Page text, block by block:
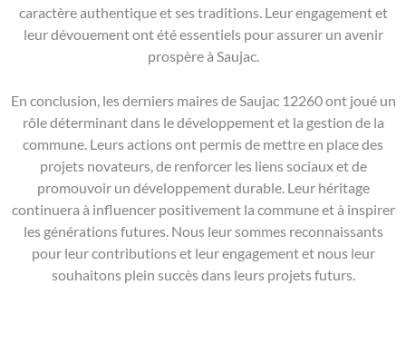
caractère authentique et ses traditions. Leur engagement et
leur dévouement ont été essentiels pour assurer un avenir
prospère à Saujac.
En conclusion, les derniers maires de Saujac 12260 ont joué un
rôle déterminant dans le développement et la gestion de la
commune. Leurs actions ont permis de mettre en place des
projets novateurs, de renforcer les liens sociaux et de
promouvoir un développement durable. Leur héritage
continuera à influencer positivement la commune et à inspirer
les générations futures. Nous leur sommes reconnaissants
pour leur contributions et leur engagement et nous leur
souhaitons plein succès dans leurs projets futurs.